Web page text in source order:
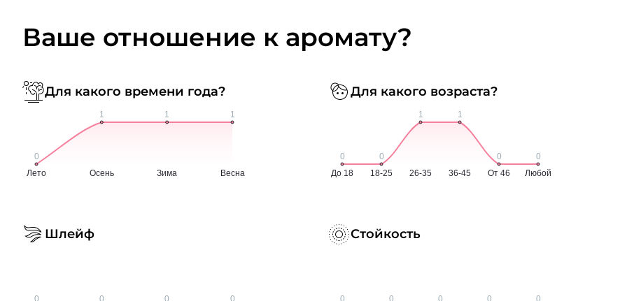
Ваше отношение к аромату?
Для какого времени года? Для какого возраста?
Шлейф Стойкость